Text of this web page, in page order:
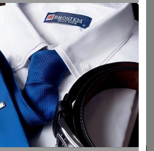
4 158,96р
СОЛЬСТА Диван-кровать 2-местный, Ранста
Норсбру темно-серый
Стоп 14 августа
IKEA (ИКЕА) 100% оригинал (зарубежка)
РАСПРОДАЖА